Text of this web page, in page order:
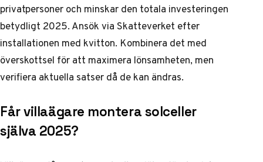
privatpersoner och minskar den totala investeringen
betydligt 2025. Ansök via Skatteverket efter
installationen med kvitton. Kombinera det med
överskottsel för att maximera lönsamheten, men
verifiera aktuella satser då de kan ändras.
Får villaägare montera solceller
själva 2025?